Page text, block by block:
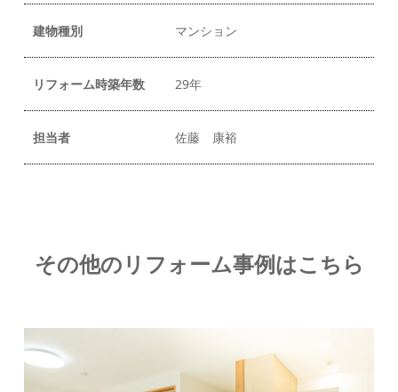
建物種別 マンション
リフォーム時築年数 29年
担当者 佐藤 康裕
その他のリフォーム事例はこちら